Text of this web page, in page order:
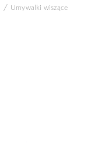
/ Umywalki wiszące